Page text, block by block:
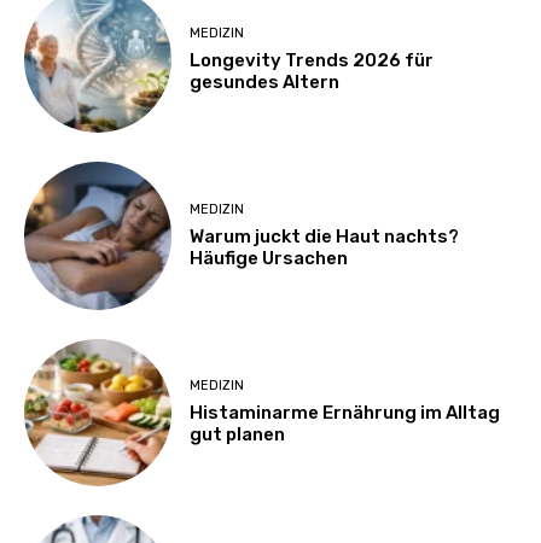
MEDIZIN
Longevity Trends 2026 für
gesundes Altern
MEDIZIN
Warum juckt die Haut nachts?
Häufige Ursachen
MEDIZIN
Histaminarme Ernährung im Alltag
gut planen